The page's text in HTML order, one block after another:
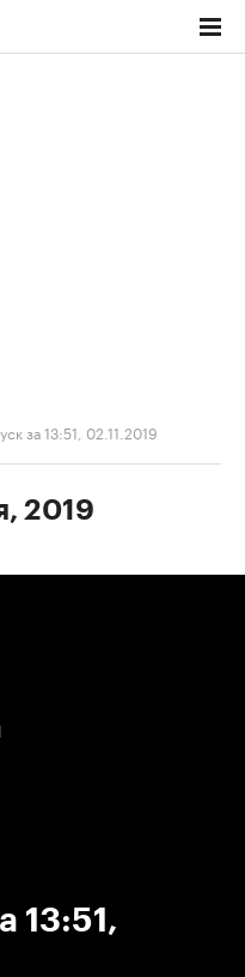
за 13:51, 02.11.2019
2019
13:51,